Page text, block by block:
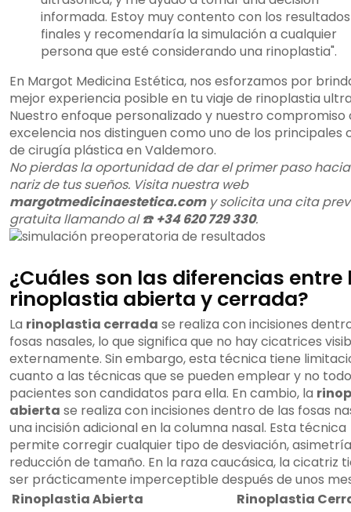
informada. Estoy muy contento con los resultados
finales y recomendaría la simulación a cualquier
persona que esté considerando una rinoplastia".
En Margot Medicina Estética, nos esforzamos por
mejor experiencia posible en tu viaje de rinoplastia
Nuestro enfoque personalizado y nuestro compromiso
excelencia nos distinguen como uno de los principales
de cirugía plástica en Valdemoro.
No pierdas la oportunidad de dar el primer paso
nariz de tus sueños. Visita nuestra web
margotmedicinaestetica.comy solicita una cita
gratuita llamando al ☎️ +34 620 729 330.
¿Cuáles son las diferencias entre
rinoplastia abierta y cerrada?
La rinoplastia cerrada se realiza con incisiones
fosas nasales, lo que significa que no hay cicatrices
externamente. Sin embargo, esta técnica tiene
cuanto a las técnicas que se pueden emplear y no
pacientes son candidatos para ella. En cambio, la
abierta se realiza con incisiones dentro de las fosas
una incisión adicional en la columna nasal. Esta técnica
permite corregir cualquier tipo de desviación,
reducción de tamaño. En la raza caucásica, la cicatriz
ser prácticamente imperceptible después de unos
Rinoplastia Abierta
Rinoplastia